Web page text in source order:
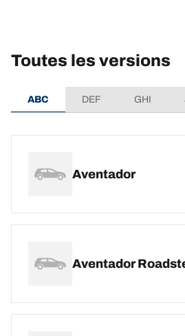
Toutes les versions
ABC DEF GHI
Aventador
Aventador